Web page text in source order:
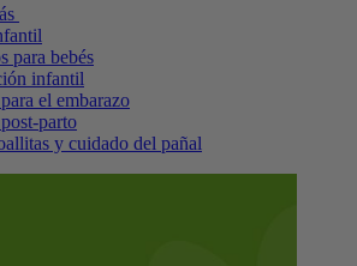
para bebés
infantil
el embarazo
parto
y cuidado del pañal